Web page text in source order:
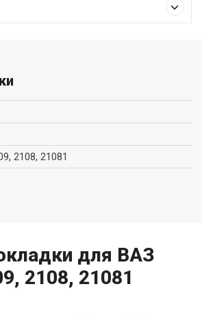
2108, 21081
для ВАЗ
2108, 21081